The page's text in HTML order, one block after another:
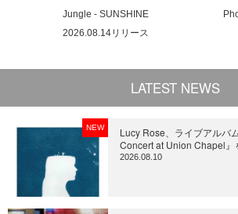
Jungle - SUNSHINE
2026.08.14リリース
LATEST NEWS
NEW
Lucy Rose、ライブアルバ
Concert at Union Chapel』
2026.08.10